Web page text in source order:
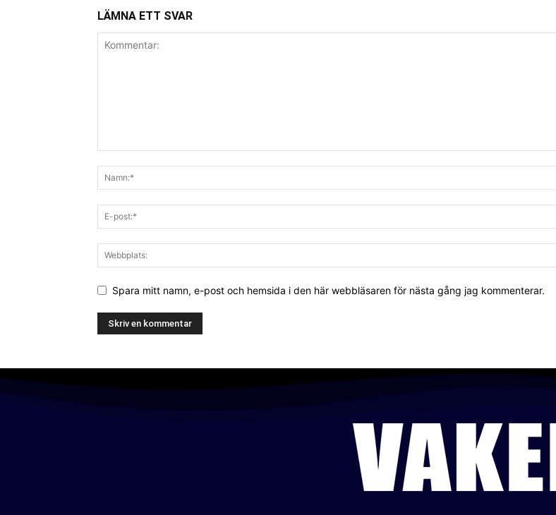
LÄMNA ETT SVAR
Spara mitt namn, e-post och hemsida i den här webbläsaren för nästa gång jag kommenterar.